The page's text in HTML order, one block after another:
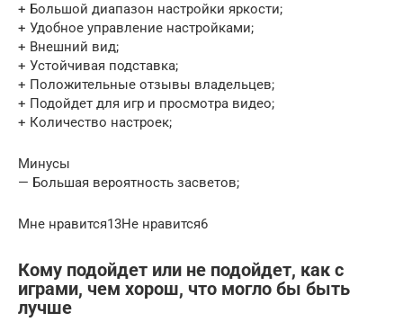
+ Большой диапазон настройки яркости;
+ Удобное управление настройками;
+ Внешний вид;
+ Устойчивая подставка;
+ Положительные отзывы владельцев;
+ Подойдет для игр и просмотра видео;
+ Количество настроек;
Минусы
— Большая вероятность засветов;
Мне нравится13Не нравится6
Кому подойдет или не подойдет, как с
играми, чем хорош, что могло бы быть
лучше